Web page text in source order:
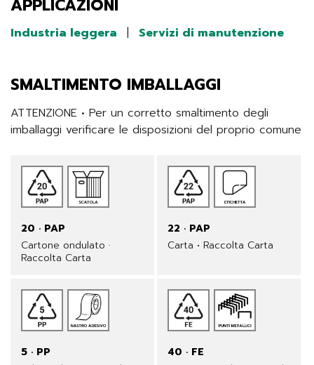
APPLICAZIONI
Industria leggera | Servizi di manutenzione
SMALTIMENTO IMBALLAGGI
ATTENZIONE • Per un corretto smaltimento degli
imballaggi verificare le disposizioni del proprio comune
20 · PAP
Cartone ondulato ·
Raccolta Carta
22 · PAP
Carta • Raccolta Carta
5 · PP
40 · FE